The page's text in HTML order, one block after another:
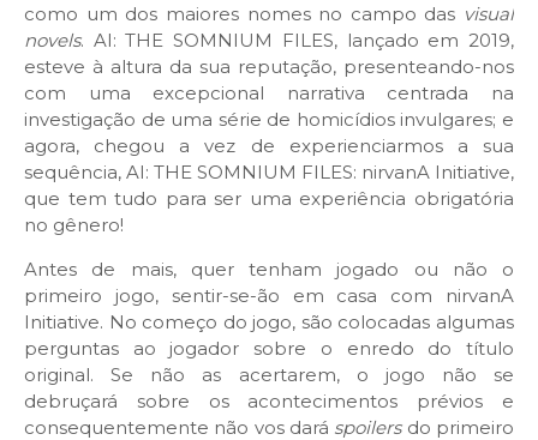
como um dos maiores nomes no campo das visual
novels. AI: THE SOMNIUM FILES, lançado em 2019,
esteve à altura da sua reputação, presenteando-nos
com uma excepcional narrativa centrada na
investigação de uma série de homicídios invulgares; e
agora, chegou a vez de experienciarmos a sua
sequência, AI: THE SOMNIUM FILES: nirvanA Initiative,
que tem tudo para ser uma experiência obrigatória
no gênero!
Antes de mais, quer tenham jogado ou não o
primeiro jogo, sentir-se-ão em casa com nirvanA
Initiative. No começo do jogo, são colocadas algumas
perguntas ao jogador sobre o enredo do título
original. Se não as acertarem, o jogo não se
debruçará sobre os acontecimentos prévios e
consequentemente não vos dará spoilersdo primeiro